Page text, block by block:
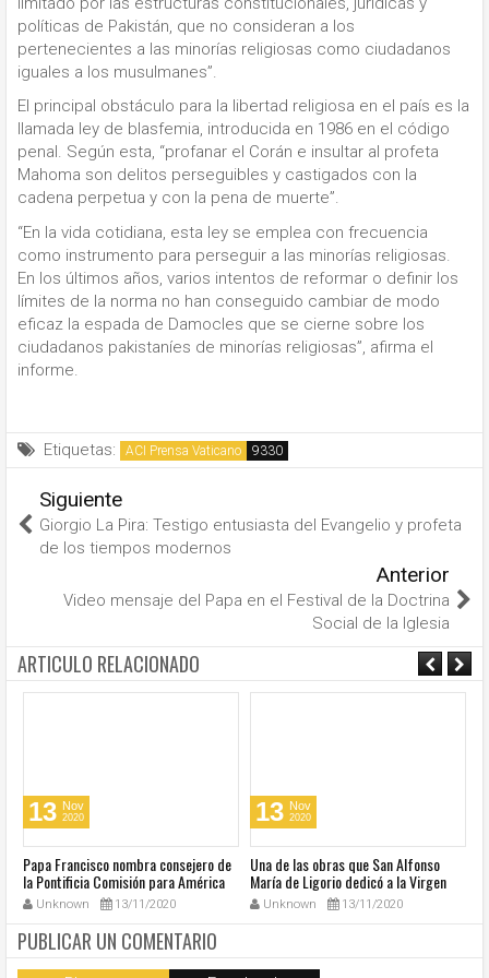
políticas de Pakistán, que no consideran a los
pertenecientes a las minorías religiosas como ciudadanos
iguales a los musulmanes”.
El principal obstáculo para la libertad religiosa en el país es la
llamada ley de blasfemia, introducida en 1986 en el código
penal. Según esta, “profanar el Corán e insultar al profeta
Mahoma son delitos perseguibles y castigados con la
cadena perpetua y con la pena de muerte”.
“En la vida cotidiana, esta ley se emplea con frecuencia
como instrumento para perseguir a las minorías religiosas.
En los últimos años, varios intentos de reformar o definir los
límites de la norma no han conseguido cambiar de modo
eficaz la espada de Damocles que se cierne sobre los
ciudadanos pakistaníes de minorías religiosas”, afirma el
informe.
Etiquetas: ACI Prensa Vaticano
Siguiente
Giorgio La Pira: Testigo entusiasta del Evangelio y profeta
de los tiempos modernos
Anterior
Video mensaje del Papa en el Festival de la Doctrina
Social de la Iglesia
ARTICULO RELACIONADO
13 Nov
2020
Papa Francisco nombra consejero de
la Pontificia Comisión para América
Latina
Unknown 13/11/2020
13 Nov
2020
Una de las obras que San Alfonso
María de Ligorio dedicó a la Virgen
cumple 270 años
Unknown 13/11/2020
PUBLICAR UN COMENTARIO